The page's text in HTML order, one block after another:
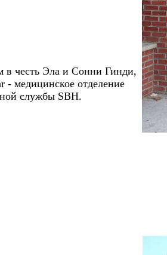
в честь Эла и Сонни Гинди,
- медицинское отделение
службы SBH.